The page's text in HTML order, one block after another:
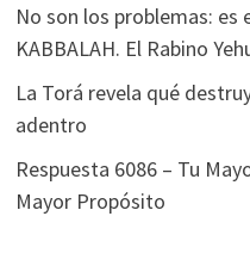
No son los problemas:
KABBALAH. El Rabino
La Torá revela qué
adentro
Respuesta 6086 – Tu
Mayor Propósito